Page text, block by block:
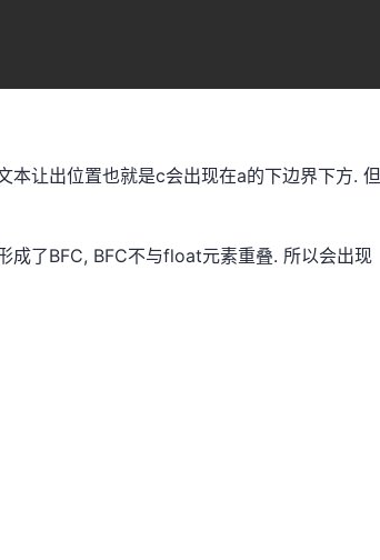
让出位置也就是c会出现在a的下边界下方. 但
了BFC, BFC不与float元素重叠. 所以会出现